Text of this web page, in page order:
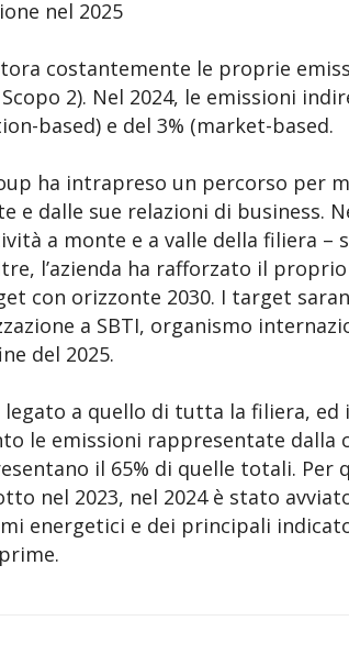
nel 2025
costantemente le proprie
2). Nel 2024, le emissioni
based) e del 3% (market-based.
ha intrapreso un percorso per
e dalle sue relazioni di business.
a monte e a valle della filiera –
l’azienda ha rafforzato il
con orizzonte 2030. I target
a SBTI, organismo
del 2025.
legato a quello di tutta la filiera,
le emissioni rappresentate dalla
il 65% di quelle totali. Per
nel 2023, nel 2024 è stato
energetici e dei principali